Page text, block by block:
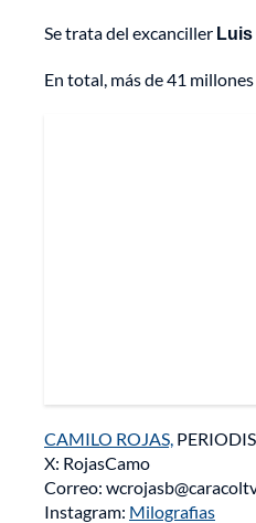
Se trata del excanciller Luis
En total, más de 41
CAMILO ROJAS,
X: RojasCamo
Correo:
Instagram: Milografias